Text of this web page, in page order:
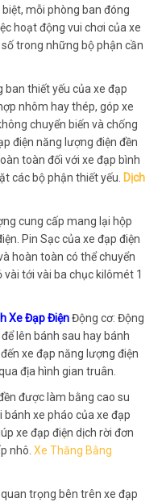
mỗi phòng ban đóng
hoạt động vui chơi của xe
trong những bộ phận cần
ban thiết yếu của xe đạp
nhôm hay thép, góp xe
chuyển biến và chống
điện năng lượng điện đền
toàn đối với xe đạp bình
các bộ phận thiết yếu. Dịch
cung cấp mang lại hộp
Pin Sạc của xe đạp điện
hoàn toàn có thể chuyển
tới vài ba chục kilômét 1
Xe Đạp ĐiệnĐộng cơ: Động
lên bánh sau hay bánh
xe đạp năng lượng điện
địa hình gian truân.
được làm bằng cao su
xe pháo của xe đạp
xe đạp điện dịch rời đơn
nhô. Xe Thăng Bằng
trọng bên trên xe đạp